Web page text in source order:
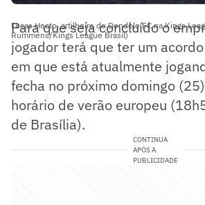
Lucas Hecto, artilheiro do Dendele FC na Kings
Rummens/Kings League Brasil)
Para que seja concluído o
jogador terá que ter um
em que está atualmente
fecha no próximo domingo
horário de verão europeu
de Brasília).
CONTINUA
APÓS A
PUBLICIDADE